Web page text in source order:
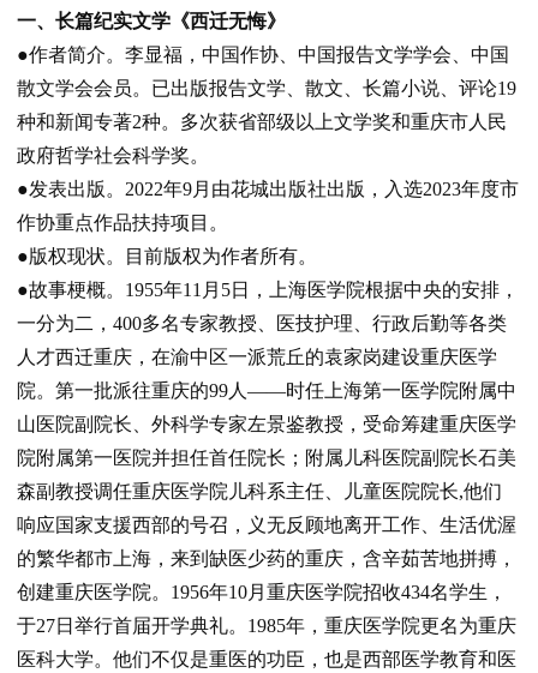
一、长篇纪实文学《西迁无悔》
●作者简介。李显福，中国作协、中国报告文学学会、中国
散文学会会员。已出版报告文学、散文、长篇小说、评论19
种和新闻专著2种。多次获省部级以上文学奖和重庆市人民
政府哲学社会科学奖。
●发表出版。 2022年9月由花城出版社出版，入选2023年度市
作协重点作品扶持项目。
●版权现状。
目前版权为作者所有。
●故事梗概。 1955年11 月 5日，上海医学院根据中央的安排，
一分为二，400多名专家教授、医技护理、行政后勤等各类
人才西迁重庆，在渝中区一派荒丘的袁家岗建设重庆医学
院。第一批派往重庆的99人——时任上海第一医学院附属中
山医院副院长、外科学专家左景鉴教授，受命筹建重庆医学
院附属第一医院并担任首任院长；附属儿科医院副院长石美
森副教授调任重庆医学院儿科系主任、儿童医院院长,他们
响应国家支援西部的号召，义无反顾地离开工作、生活优渥
的繁华都市上海，来到缺医少药的重庆，含辛茹苦地拼搏，
创建重庆医学院。 1956年10月重庆医学院招收434名学生，
于27日举行首届开学典礼。 1985年，重庆医学院更名为重庆
医科大学。他们不仅是重医的功臣，也是西部医学教育和医